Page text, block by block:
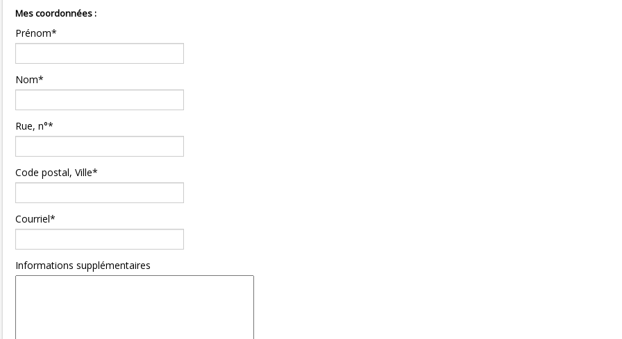
Mes coordonnées :
Prénom*
Nom*
Rue, n°*
Code postal, Ville*
Courriel*
Informations supplémentaires